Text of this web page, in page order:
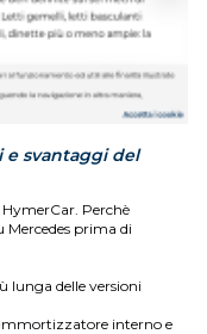
e svantaggi del
Perchè
Mercedes prima di
lunga delle versioni
interno e